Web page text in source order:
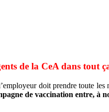
de la CeA dans tout
doit prendre toute les
de vaccination entre, à